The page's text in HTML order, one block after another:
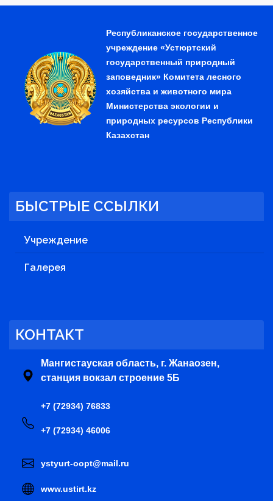
Республиканское государственное
учреждение «Устюртский
государственный природный
заповедник» Комитета лесного
хозяйства и животного мира
Министерства экологии и
природных ресурсов Республики
Казахстан
БЫСТРЫЕ ССЫЛКИ
Учреждение
Галерея
КОНТАКТ
Мангистауская область, г. Жанаозен,
станция вокзал строение 5Б
+7 (72934) 76833
+7 (72934) 46006
ystyurt-oopt@mail.ru
www.ustirt.kz